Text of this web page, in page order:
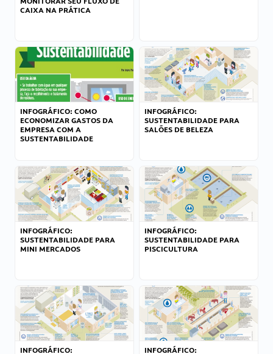
CAIXA NA PRÁTICA
INFOGRÁFICO: COMO
ECONOMIZAR GASTOS DA
EMPRESA COM A
SUSTENTABILIDADE
INFOGRÁFICO:
SUSTENTABILIDADE PARA
SALÕES DE BELEZA
INFOGRÁFICO:
SUSTENTABILIDADE PARA
MINI MERCADOS
INFOGRÁFICO:
SUSTENTABILIDADE PARA
PISCICULTURA
INFOGRÁFICO:
INFOGRÁFICO: